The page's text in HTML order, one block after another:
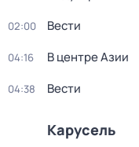
02:00 Вести
04:16 В центре Азии
04:38 Вести
Карусель